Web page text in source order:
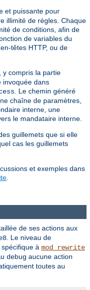
et puissante pour
illimité de règles. Chaque
de conditions, afin de
de variables du
têtes HTTP, ou de
y compris la partie
invoquée dans
. Le chemin généré
chaîne de paramètres,
interne, une
le mandataire interne.
guillemets que si elle
cas les guillemets
et exemples dans
de ses actions aux
. Le niveau de
à mod_rewrite
debug aucune action
toutes au